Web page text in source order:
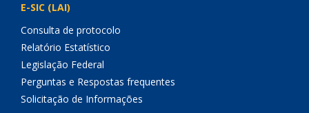
E-SIC (LAI)
Consulta de protocolo
Relatório Estatístico
Legislação Federal
Perguntas e Respostas frequentes
Solicitação de Informações